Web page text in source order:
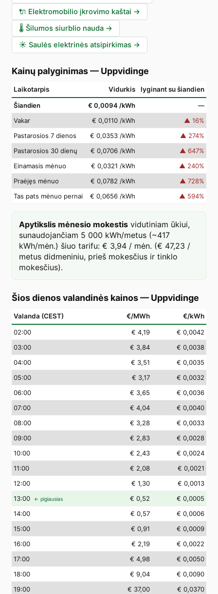
🔌 Elektromobilio įkrovimo kaštai →
🌡️ Šilumos siurblio nauda →
☀️ Saulės elektrinės atsipirkimas →
Kainų palyginimas— Uppvidinge
Laikotarpis Vidurkis lyginant su šiandien
Šiandien € 0,0094 /kWh
—
Vakar
€ 0,0110 /kWh ▲ 16%
Pastarosios 7 dienos
€ 0,0353 /kWh ▲ 274%
Pastarosios 30 dienų
€ 0,0706 /kWh ▲ 647%
Einamasis mėnuo
€ 0,0321 /kWh ▲ 240%
Praėjęs mėnuo
€ 0,0782 /kWh ▲ 728%
Tas pats mėnuo pernai
€ 0,0656 /kWh ▲ 594%
Apytikslis mėnesio mokestis vidutiniam ūkiui,
sunaudojančiam 5 000 kWh/metus (~417
kWh/mėn.) šiuo tarifu: € 3,94 / mėn. (€ 47,23 /
metus didmeniniu, prieš mokesčius ir tinklo
mokesčius).
Šios dienos valandinės kainos— Uppvidinge
Valanda (CEST) €/MWh €/kWh
02:00 € 4,19
€ 0,0042
03:00 € 3,84
€ 0,0038
04:00 € 3,51
€ 0,0035
05:00 € 3,17
€ 0,0032
06:00 € 3,65
€ 0,0036
07:00 € 4,04
€ 0,0040
08:00 € 3,28
€ 0,0033
09:00 € 2,83
€ 0,0028
10:00 € 2,43
€ 0,0024
11:00 € 2,08
€ 0,0021
12:00 € 1,30
€ 0,0013
13:00 ← pigiausias € 0,52
€ 0,0005
14:00 € 0,57
€ 0,0006
15:00 € 0,91
€ 0,0009
16:00 € 2,19
€ 0,0022
17:00 € 4,98
€ 0,0050
18:00 € 9,04
€ 0,0090
19:00 € 37,00
€ 0,0370